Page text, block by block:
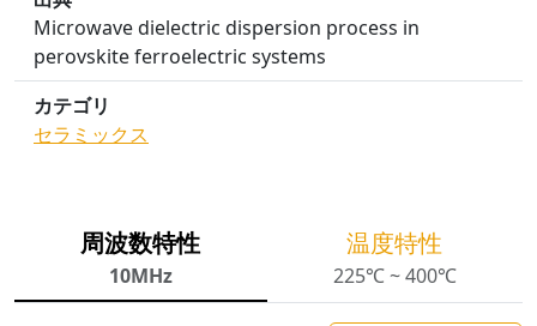
Microwave dielectric dispersion process in
perovskite ferroelectric systems
カテゴリ
セラミックス
周波数特性
10MHz
温度特性
225℃ ~ 400℃